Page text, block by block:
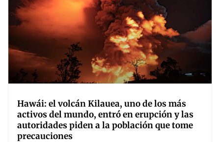
Hawái: el volcán Kilauea, uno de los más
activos del mundo, entró en erupción y las
autoridades piden a la población que tome
precauciones